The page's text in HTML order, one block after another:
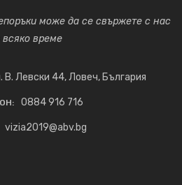
може да се свържете с нас
всяко време
В. Левски 44, Ловеч, България
0884 916 716
vizia2019@abv.bg